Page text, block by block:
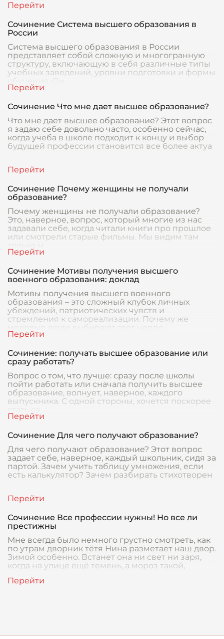
Сочинение Система высшего образования в
России
Система высшего образования в России
представляет собой сложную и многогранную
структуру, включающую в себя различные типы
учебных заведений, уровни подготовки и формы
обучения. Он
Сочинение Что мне дает высшее образование?
Что мне дает высшее образование? Этот вопрос
я задаю себе довольно часто, особенно сейчас,
когда учеба в школе подходит к концу и выбор
будущей профессии становится все более актуа
Сочинение Почему женщины не получали
образование?
Почему женщины не получали образование?
Это, наверное, вопрос, который многие из нас
задавали себе, когда читали книги про прошлое
или смотрели старые фильмы. Мы видим там
Сочинение Мотивы получения высшего
военного образования: доклад
Мотивы получения высшего военного
образования – это сложный клубок личных
убеждений, патриотических чувств и
стремления к самореализации. Почему же
молодые люди выбирают этот непро
Сочинение: получать высшее образование или
сразу работать?
Вопрос о том, что лучше: сразу после школы
пойти работать или сначала получить высшее
образование, волнует, наверное, каждого
выпускника. С одной стороны, хочется поскорее
Сочинение Для чего получают образование?
Для чего получают образование? Этот вопрос
задает себе, наверное, каждый школьник, сидя за
партой. Зачем учить таблицу умножения, если
есть калькулятор? Зачем разбирать стихотворен
Сочинение Все профессии нужны! Но все ли
престижны
Мне всегда было немного грустно смотреть, как
по утрам дворник тётя Нина разметает наш двор.
Зимой особенно. Встанет она ни свет ни заря,
когда на улице ещё темень, а мороз такой,